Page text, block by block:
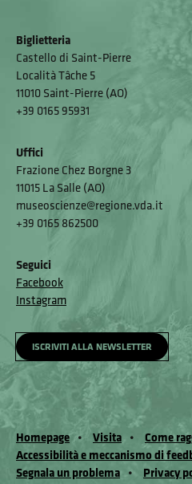
Biglietteria
Castello di Saint-Pierre
Località Tâche 5
11010 Saint-Pierre (AO)
+39 0165 95931
Uffici
Frazione Chez Borgne 3
11015 La Salle (AO)
museoscienze@regione.vda.it
+39 0165 862500
Seguici
Facebook
Instagram
ISCRIVITI ALLA NEWSLETTER
Homepage Visita
Come
Accessibilità e meccanismo di
Segnala un problema
Privacy